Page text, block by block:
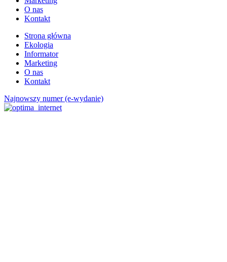
O nas
Kontakt
Strona główna
Ekologia
Informator
Marketing
O nas
Kontakt
Najnowszy numer (e-wydanie)